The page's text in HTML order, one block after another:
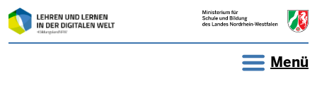
Direkt zum Inhalt
Menü